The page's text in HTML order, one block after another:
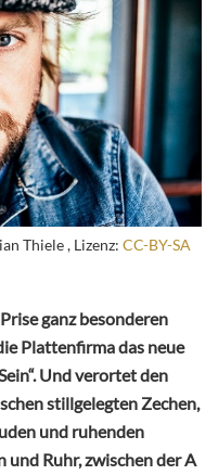
Thiele , Lizenz: CC-BY-SA
ganz besonderen
Plattenfirma das neue
Und verortet den
stillgelegten Zechen,
und ruhenden
Ruhr, zwischen der A